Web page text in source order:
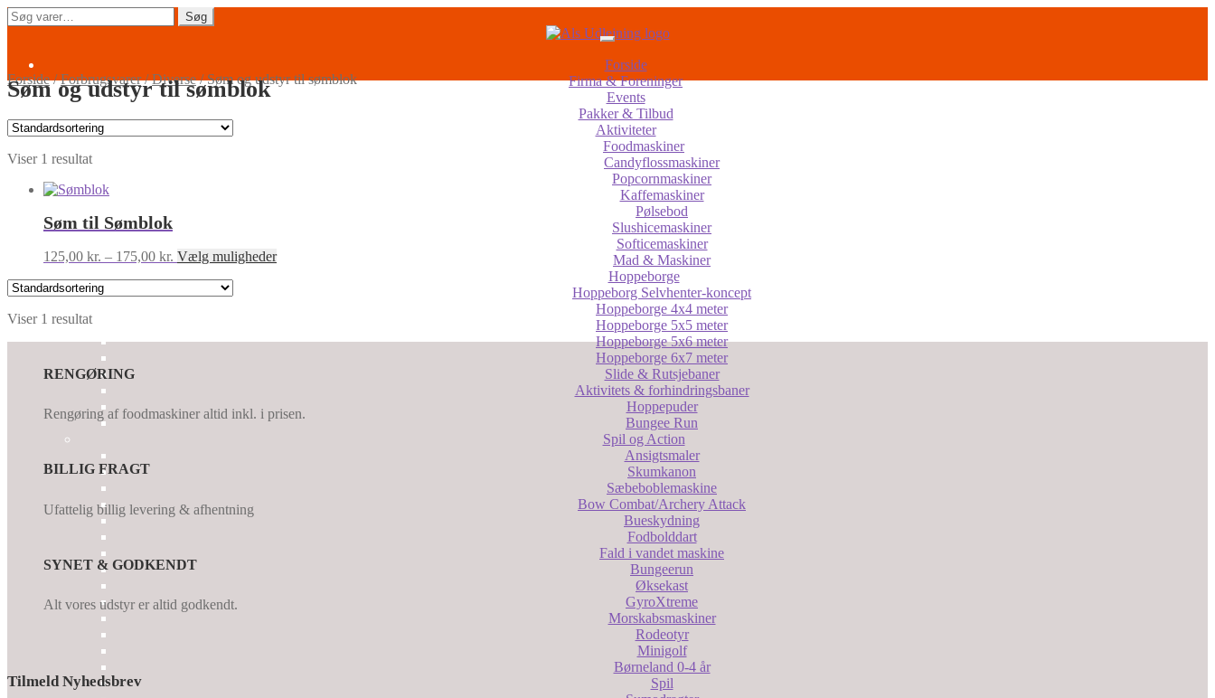
Spring
til
Spring
til
Søg
efter:
Søg
Forside
Firma & Foreninger
Events
Pakker & Tilbud
Aktiviteter
Foodmaskiner
Candyflossmaskiner
Popcornmaskiner
Kaffemaskiner
Pølsebod
Slushicemaskiner
Softicemaskiner
Mad & Maskiner
Hoppeborge
Hoppeborg Selvhenter-koncept
Hoppeborge 4x4 meter
Hoppeborge 5x5 meter
Hoppeborge 5x6 meter
Hoppeborge 6x7 meter
Slide & Rutsjebaner
Aktivitets & forhindringsbaner
Hoppepuder
Bungee Run
Spil og Action
Ansigtsmaler
Skumkanon
Sæbeboblemaskine
Bow Combat/Archery Attack
Bueskydning
Fodbolddart
Fald i vandet maskine
Bungeerun
Øksekast
GyroXtreme
Morskabsmaskiner
Rodeotyr
Minigolf
Børneland 0-4 år
Spil
Forside/Forbrugsvarer/Diverse/Søm og udstyr til sømblok
Søm og udstyr til sømblok
Viser 1 resultat
Søm til Sømblok
125,00 kr. – 175,00 kr. Prisinterval:
Vælg mulighederDette
Viser 1 resultat
RENGØRING
Rengøring af foodmaskiner altid inkl. i prisen.
BILLIG FRAGT
Ufattelig billig levering & afhentning
SYNET & GODKENDT
Alt vores udstyr er altid godkendt.
Tilmeld Nyhedsbrev